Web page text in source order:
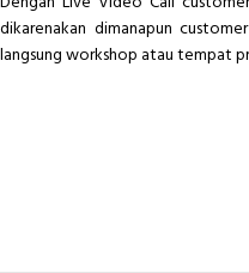
dikarenakan dimanapun
langsung workshop atau tempat